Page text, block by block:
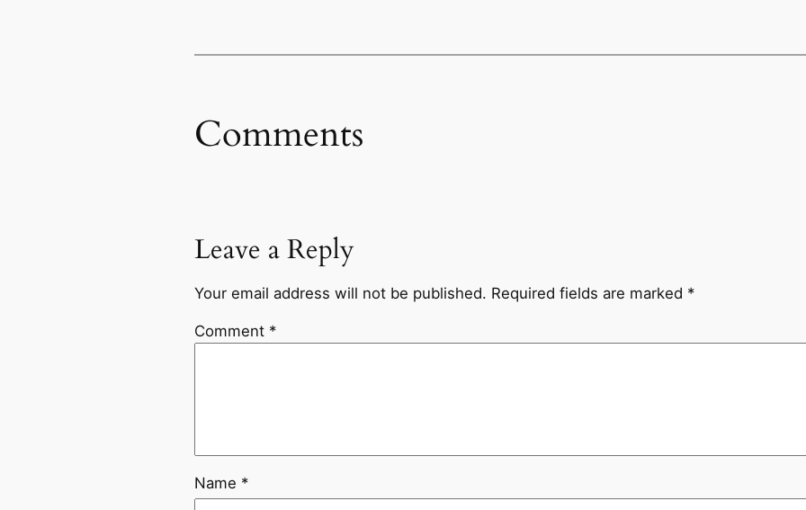
Comments
Leave a Reply
Your email address will not be published. Required fields are marked *
Comment *
Name *